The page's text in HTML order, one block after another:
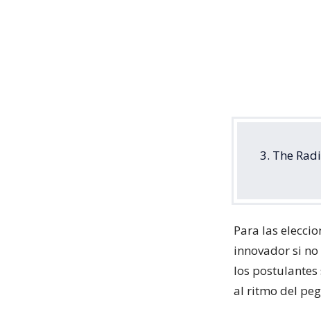
3. The
Para las
innovador si
los postulantes
al ritmo del